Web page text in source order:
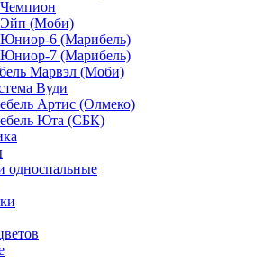
Чемпион
Эйп (Моби)
Юниор-6 (Марибель)
Юниор-7 (Марибель)
Марвэл (Моби)
Вуди
Артис (Олмеко)
Юта (СБК)
односпальные